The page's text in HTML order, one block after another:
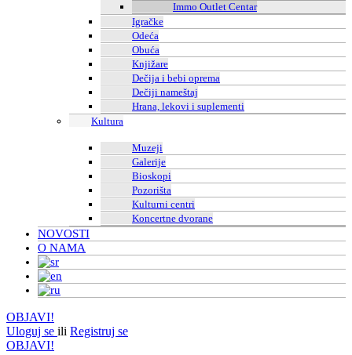
Immo Outlet Centar
Igračke
Odeća
Obuća
Knjižare
Dečija i bebi oprema
Dečiji nameštaj
Hrana, lekovi i suplementi
Kultura
Muzeji
Galerije
Bioskopi
Pozorišta
Kulturni centri
Koncertne dvorane
NOVOSTI
O NAMA
OBJAVI!
Uloguj se ili Registruj se
OBJAVI!